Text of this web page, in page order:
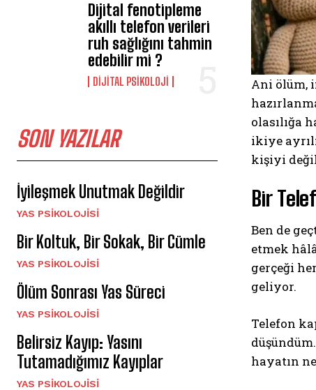
Dijital fenotipleme
akıllı telefon verileri
ruh sağlığını tahmin
edebilir mi ?
DIJITAL PSIKOLOJI
SON YAZILAR
İyileşmek Unutmak Değildir
YAS PSIKOLOJISI
Bir Koltuk, Bir Sokak, Bir Cümle
YAS PSIKOLOJISI
Ölüm Sonrası Yas Süreci
YAS PSIKOLOJISI
Belirsiz Kayıp: Yasını
Tutamadığımız Kayıplar
YAS PSIKOLOJISI
Ani ölüm,
olasılığa
ikiye
kişiyi
Bir
Ben de
etmek
gerçeği
geliyor.
Telefon
hayatın